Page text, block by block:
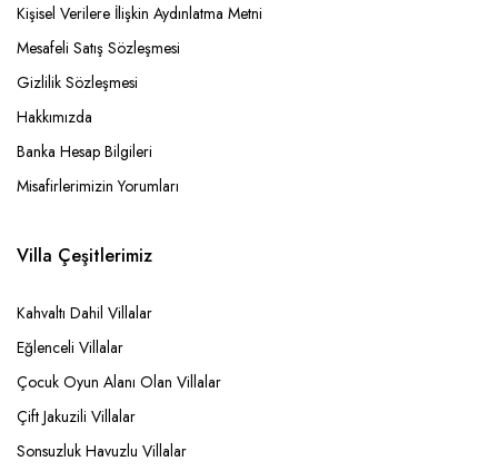
Kişisel Verilere İlişkin Aydınlatma Metni
Mesafeli Satış Sözleşmesi
Gizlilik Sözleşmesi
Hakkımızda
Banka Hesap Bilgileri
Misafirlerimizin Yorumları
Villa Çeşitlerimiz
Kahvaltı Dahil Villalar
Eğlenceli Villalar
Çocuk Oyun Alanı Olan Villalar
Çift Jakuzili Villalar
Sonsuzluk Havuzlu Villalar